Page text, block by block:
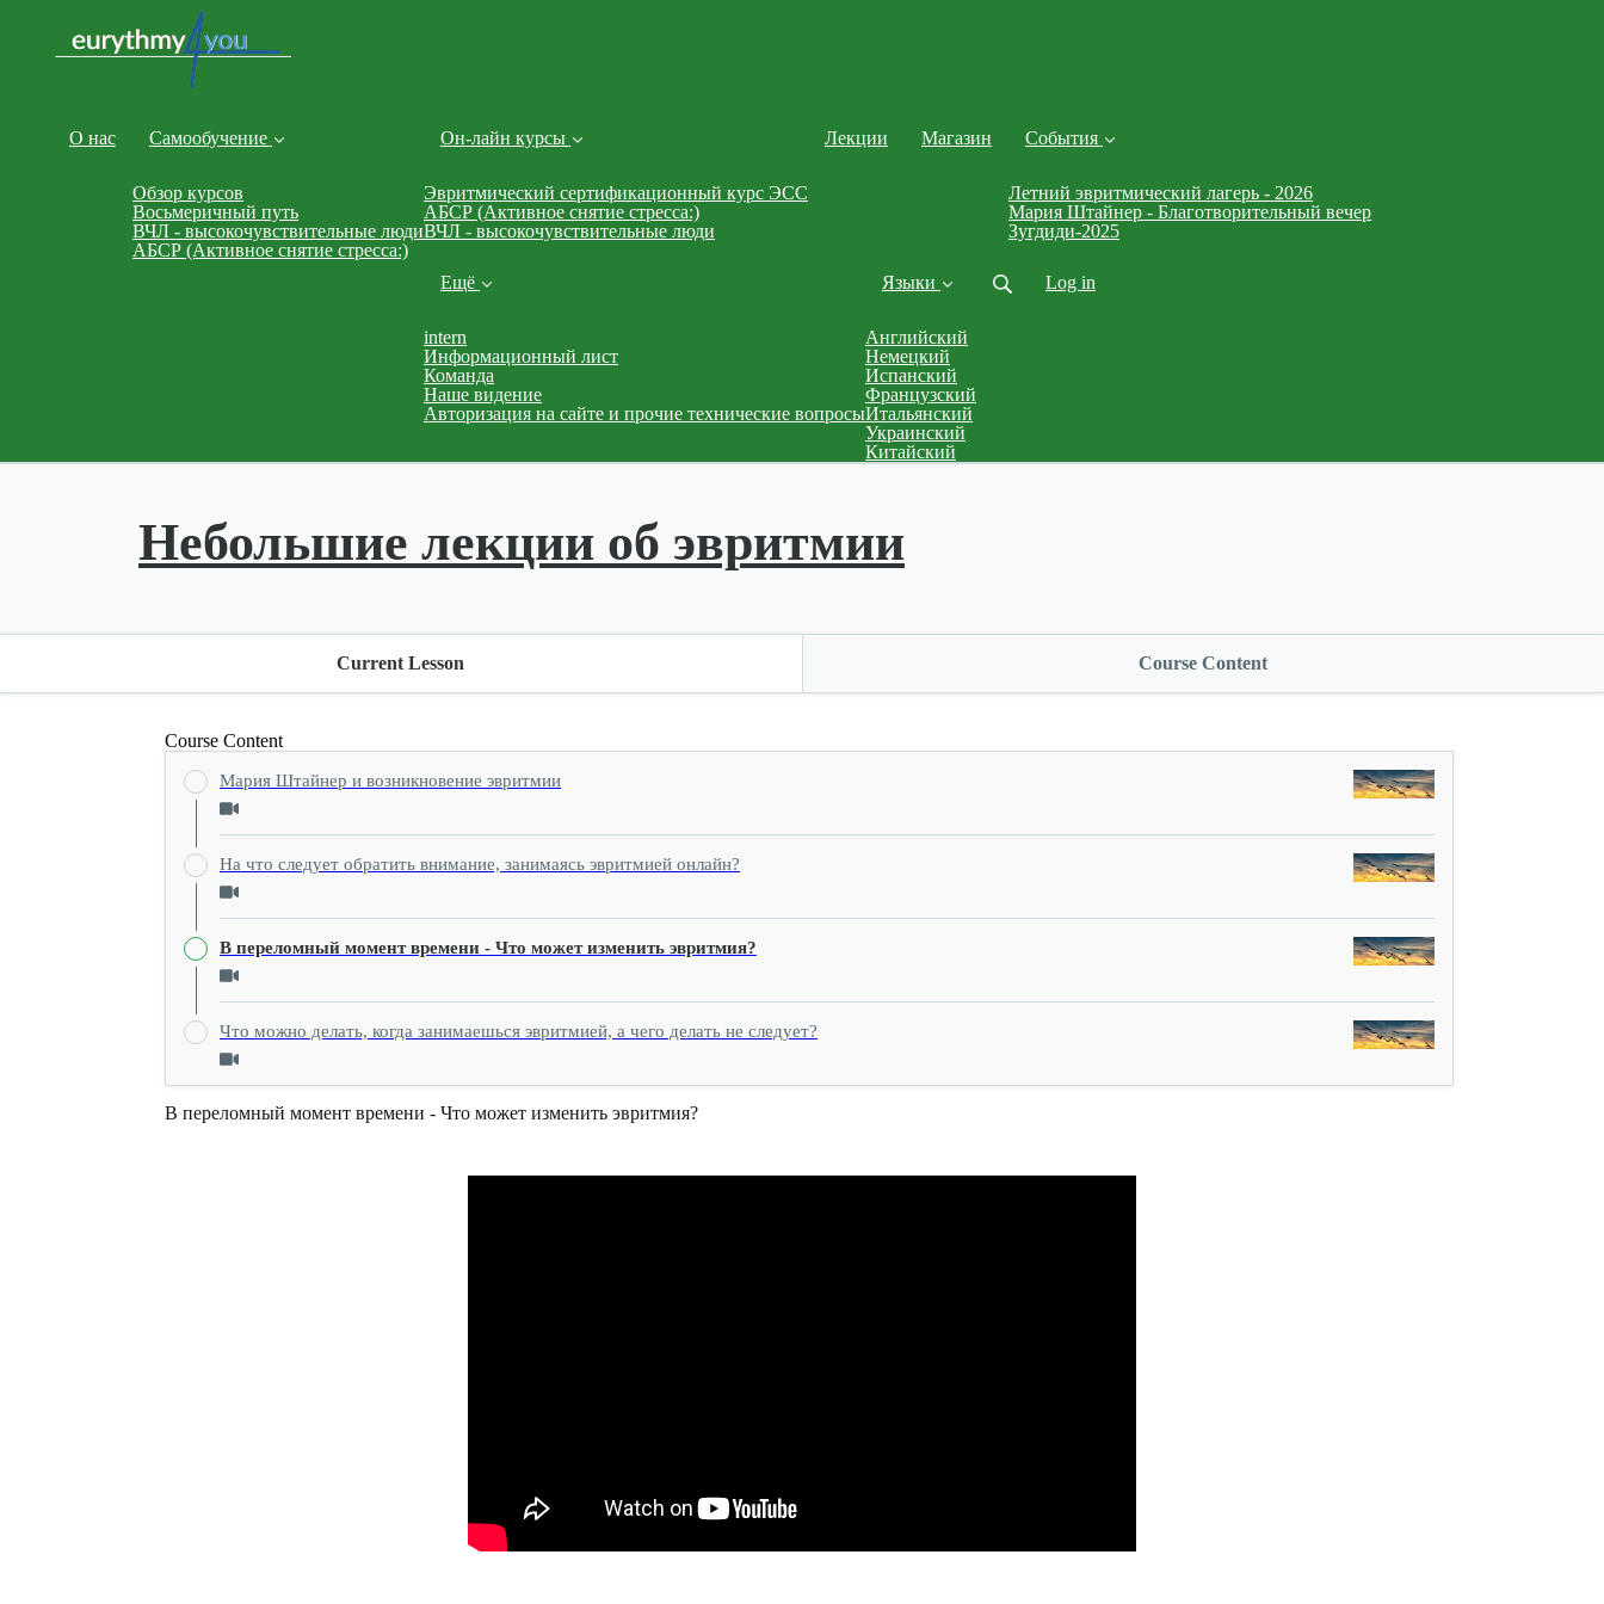
О нас Самообучение
Обзор курсов
Восьмеричный путь
ВЧЛ - высокочувствительные люди
АБСР (Активное снятие стресса:)
Он-лайн курсы
Эвритмический сертификационный курс ЭСС
АБСР (Активное снятие стресса:)
ВЧЛ - высокочувствительные люди
Лекции Магазин События
Летний эвритмический лагерь - 2026
Мария Штайнер - Благотворительный вечер
Зугдиди-2025
Ещё
intern
Информационный лист
Команда
Наше видение
Авторизация на сайте и прочие технические вопросы
Языки
Английский
Немецкий
Испанский
Французский
Итальянский
Украинский
Китайский
Log in
Небольшие лекции об эвритмии
Current Lesson Course Content
Course Content
Мария Штайнер и возникновение эвритмии
На что следует обратить внимание, занимаясь эвритмией онлайн?
В переломный момент времени - Что может изменить эвритмия?
Что можно делать, когда занимаешься эвритмией, а чего делать не следует?
В переломный момент времени - Что может изменить эвритмия?